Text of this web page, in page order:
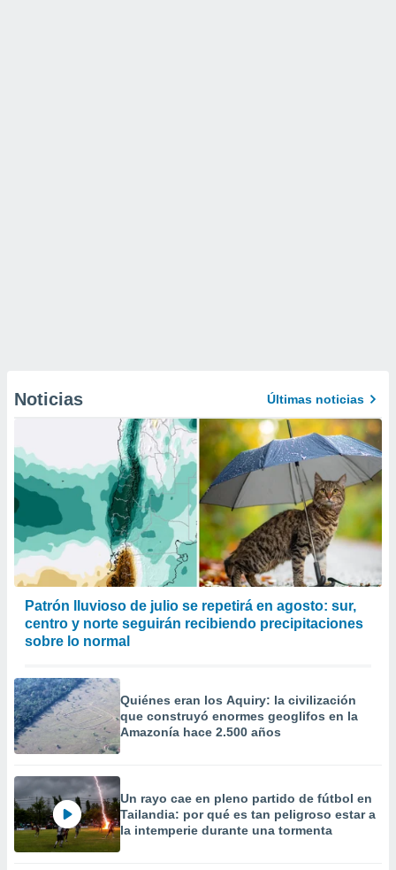
Noticias Últimas noticias
Patrón lluvioso de julio se repetirá en agosto: sur,
centro y norte seguirán recibiendo precipitaciones
sobre lo normal
Quiénes eran los Aquiry: la civilización
que construyó enormes geoglifos en la
Amazonía hace 2.500 años
Un rayo cae en pleno partido de fútbol en
Tailandia: por qué es tan peligroso estar a
la intemperie durante una tormenta